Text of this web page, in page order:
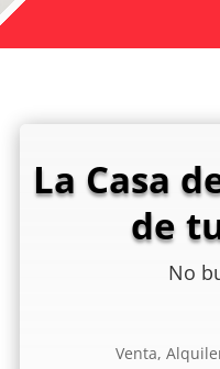
La Casa
de
No
Venta,